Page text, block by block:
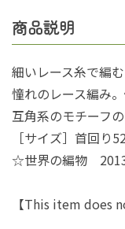
商品説明
細いレース糸で編
憧れのレース編み
互角系のモチーフ
［サイズ］首回り
☆世界の編物
【This item does